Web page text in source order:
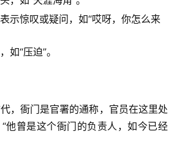
示惊叹或疑问，如“哎呀，你怎么来
如“压迫”。
，衙门是官署的通称，官员在这里处
他曾是这个衙门的负责人，如今已经